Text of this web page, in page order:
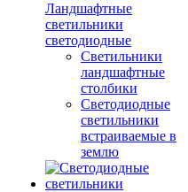
Ландшафтные
светильники
светодиодные
Светильники
ландшафтные
столбики
Светодиодные
светильники
встраиваемые в
землю